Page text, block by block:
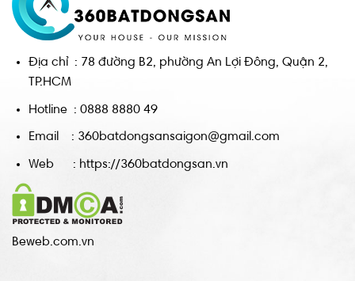
Địa chỉ : 78 đường B2, phường An Lợi Đông, Quận 2,
TP.HCM
Hotline : 0888 8880 49
Email : 360batdongsansaigon@gmail.com
Web : https://360batdongsan.vn
Beweb.com.vn